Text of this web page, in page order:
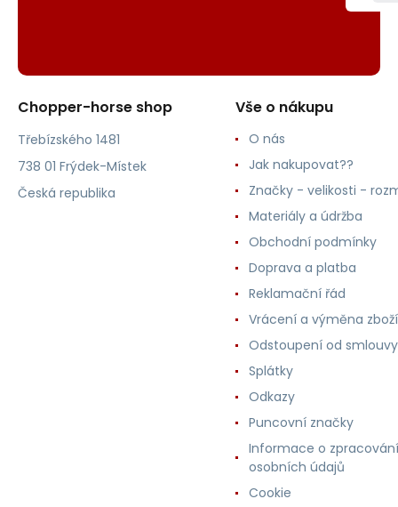
Chopper-horse shop
Třebízského 1481
738 01 Frýdek-Místek
Česká republika
Vše o nákupu
O nás
Jak nakupovat??
Značky - velikosti -
Materiály a údržba
Obchodní podmínky
Doprava a platba
Reklamační řád
Vrácení a výměna zboží
Odstoupení od smlouvy
Splátky
Odkazy
Puncovní značky
Informace o zpracování
osobních údajů
Cookie